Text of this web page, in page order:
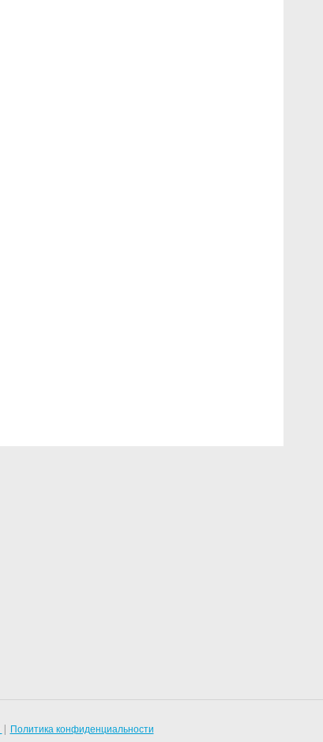
Политика конфиденциальности